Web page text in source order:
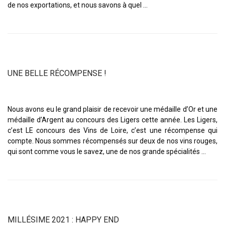
de nos exportations, et nous savons à quel …
UNE BELLE RÉCOMPENSE !
Nous avons eu le grand plaisir de recevoir une médaille d’Or et une
médaille d’Argent au concours des Ligers cette année. Les Ligers,
c’est LE concours des Vins de Loire, c’est une récompense qui
compte. Nous sommes récompensés sur deux de nos vins rouges,
qui sont comme vous le savez, une de nos grande spécialités …
MILLÉSIME 2021 : HAPPY END